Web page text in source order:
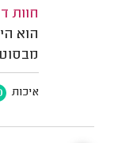
חוות
הוא
איכות